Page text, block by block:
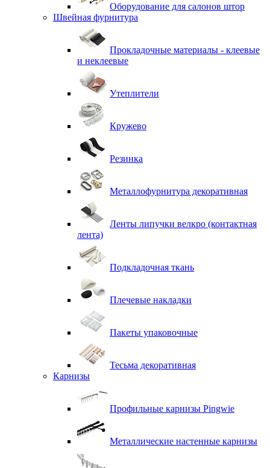
Оборудование для салонов штор
Швейная фурнитура
Прокладочные материалы - клеевые
и неклеевые
Утеплители
Кружево
Резинка
Металлофурнитура декоративная
Ленты липучки велкро (контактная
лента)
Подкладочная ткань
Плечевые накладки
Пакеты упаковочные
Тесьма декоративная
Карнизы
Профильные карнизы Pingwie
Металлические настенные карнизы